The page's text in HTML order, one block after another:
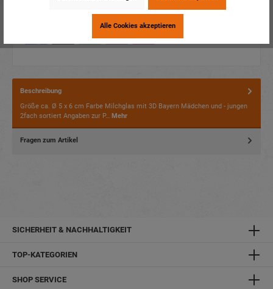
Dieses Produkt weiterempfehlen:
Beschreibung
Größe ca. Ø 5 x 6 cm Farbe Milchglas mit 3D Bayern Mädchen und - jungen
2fach sortiert Angaben zur P… Mehr
Fragen zum Artikel
SICHERHEIT & NACHHALTIGKEIT
TOP-KATEGORIEN
SHOP SERVICE
Alle Cookies akzeptieren